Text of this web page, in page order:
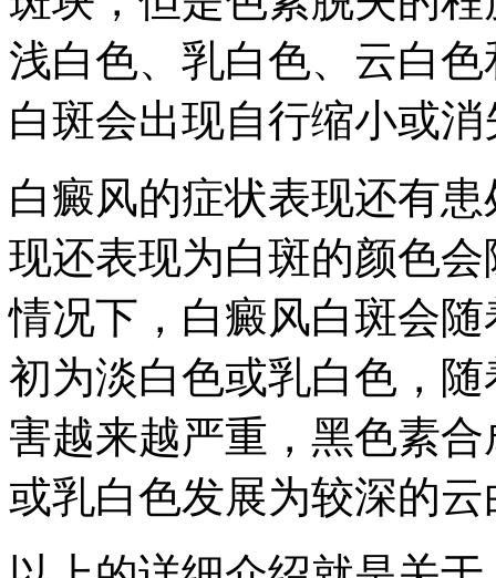
浅白色、乳白色、云白
白斑会出现自行缩小或消
白癜风的症状表现还有
现还表现为白斑的颜色
情况下，白癜风白斑会
初为淡白色或乳白色，
害越来越严重，黑色素
或乳白色发展为较深的